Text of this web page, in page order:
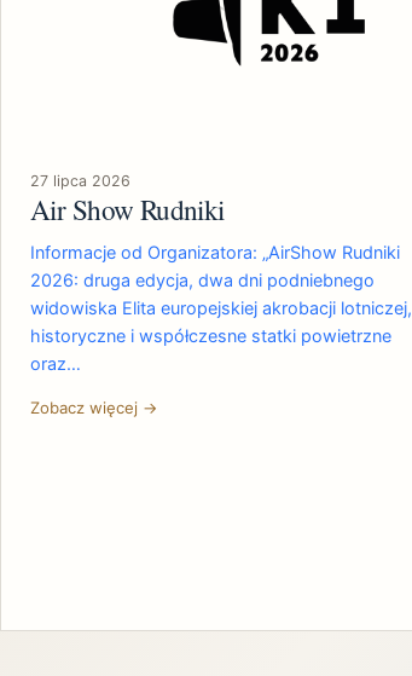
27 lipca 2026
Air Show Rudniki
Informacje od Organizatora: „AirShow Rudniki
2026: druga edycja, dwa dni podniebnego
widowiska Elita europejskiej akrobacji lotniczej,
historyczne i współczesne statki powietrzne
oraz…
Zobacz więcej →